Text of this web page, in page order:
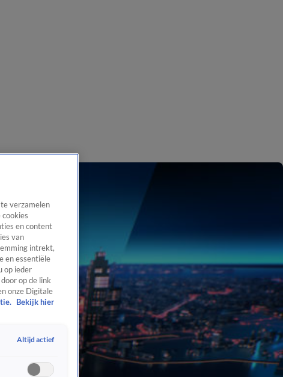
verzamelen
cookies
en content
van
intrekt,
en essentiële
op ieder
op de link
onze Digitale
Bekijk hier
Altijd actief